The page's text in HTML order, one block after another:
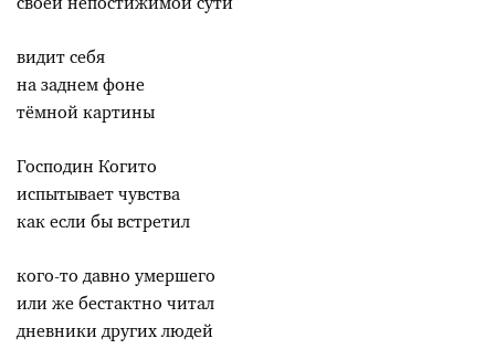
своей непостижимой сути
видит себя
на заднем фоне
тёмной картины
Господин Когито
испытывает чувства
как если бы встретил
кого-то давно умершего
или же бестактно читал
дневники других людей